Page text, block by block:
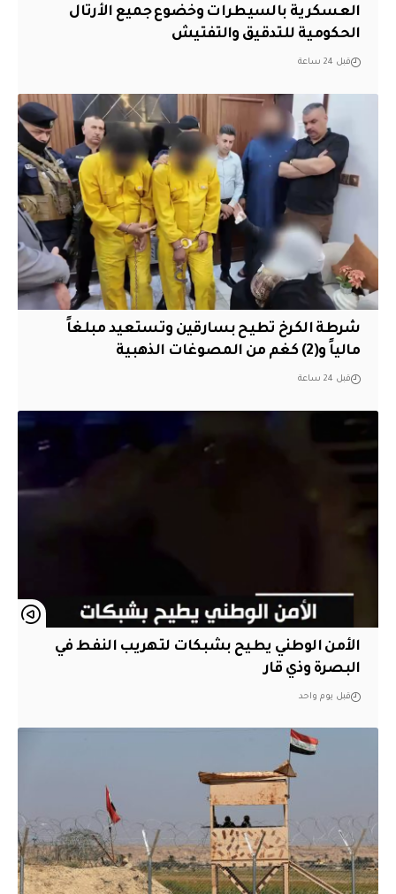
العسكرية بالسيطرات وخضوع جميع الأرتال
الحكومية للتدقيق والتفتيش
قبل 24 ساعة
شرطة الكرخ تطيح بسارقين وتستعيد مبلغاً
مالياً و(2) كغم من المصوغات الذهبية
قبل 24 ساعة
الأمن الوطني يطيح بشبكات لتهريب النفط في
البصرة وذي قار
قبل يوم واحد